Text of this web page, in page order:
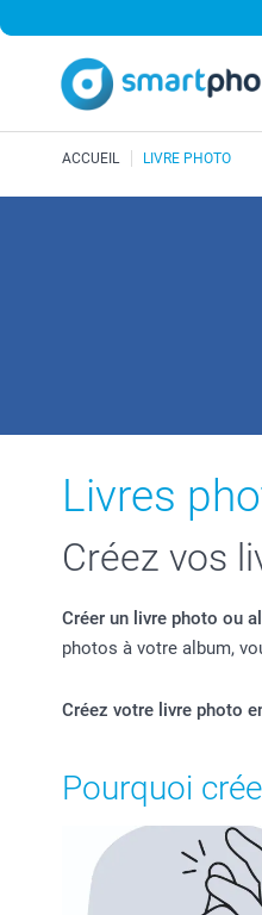
ACCUEIL LIVRE PHOTO
Livres
Créez vos
Créer un livre photo ou
photos à votre album,
Créez votre livre photo
Pourquoi